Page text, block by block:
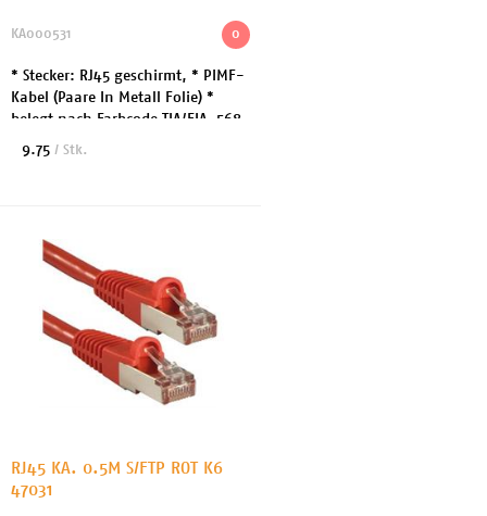
0
KA000531
* Stecker: RJ45 geschirmt, * PIMF-
Kabel (Paare In Metall Folie) *
belegt nach Farbcode TIA/EIA-568-
B * goldbeschichtete Kontakte
9.75 / Stk.
RJ45 KA. 0.5M S/FTP ROT K6
47031